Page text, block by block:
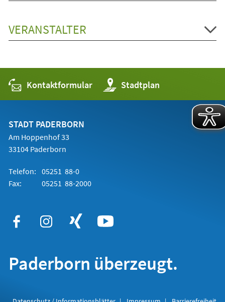
VERANSTALTER
Kontaktformular Stadtplan
(Öffnet
in
einem
STADT PADERBORN
Am Hoppenhof 33
33104 Paderborn
Telefon: 05251 88-0
Fax:
05251 88-2000
Paderborn überzeugt.